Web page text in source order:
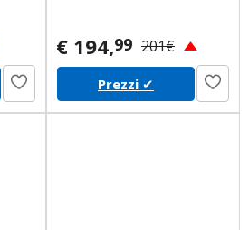
€ 194,99 201€
Prezzi ✔